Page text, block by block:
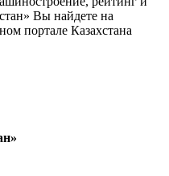
Вы найдете на
портале Казахстана